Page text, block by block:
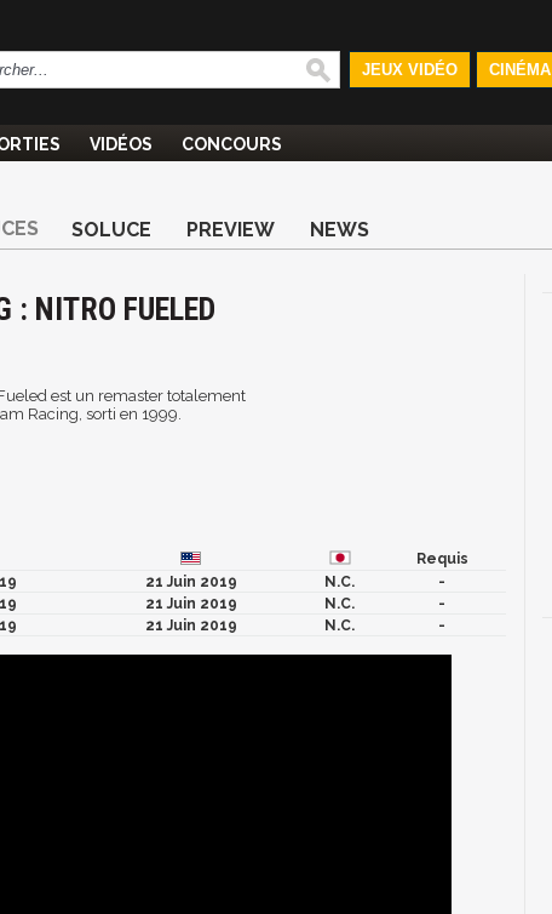
JEUX VIDÉO CINÉMA
VIDÉOS CONCOURS
SOLUCE PREVIEW NEWS
: NITRO FUELED
est un remaster totalement
Racing, sorti en 1999.
Requis
21 Juin 2019 N.C.
-
21 Juin 2019 N.C.
-
21 Juin 2019 N.C. -